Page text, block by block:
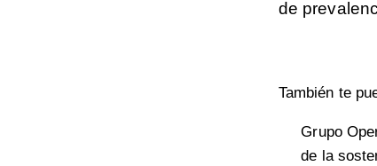
de
También te
Grupo
de la